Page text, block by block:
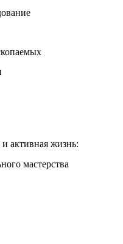
активная жизнь:
мастерства